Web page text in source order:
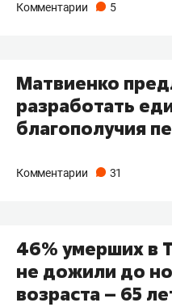
Комментарии 5
Матвиенко
разработать
благополучия
Комментарии 31
46% умерших в
не дожили до
возраста – 65